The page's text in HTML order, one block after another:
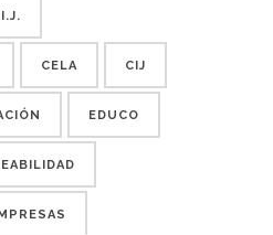
CELA CIJ
EDUCO